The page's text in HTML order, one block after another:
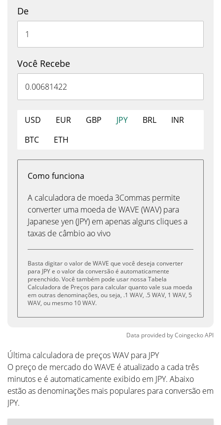
De
Você Recebe
USD EUR GBP JPY BRL
INR
BTC
ETH
Como funciona
A calculadora de moeda 3Commas permite
converter uma moeda de WAVE (WAV) para
Japanese yen (JPY) em apenas alguns cliques a
taxas de câmbio ao vivo
Basta digitar o valor de WAVE que você deseja converter
para JPY e o valor da conversão é automaticamente
preenchido. Você também pode usar nossa Tabela
Calculadora de Preços para calcular quanto vale sua moeda
em outras denominações, ou seja, .1 WAV, .5 WAV, 1 WAV, 5
WAV, ou mesmo 10 WAV.
Data provided byCoingeckoAPI
Última calculadora de preços WAV para JPY
O preço de mercado do WAVE é atualizado a cada três
minutos e é automaticamente exibido em JPY. Abaixo
estão as denominações mais populares para conversão em
JPY.